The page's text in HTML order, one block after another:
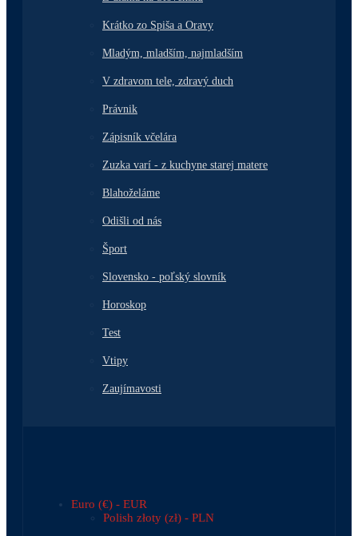
Krátko zo Spiša a Oravy
Mladým, mladším, najmladším
V zdravom tele, zdravý duch
Právnik
Zápisník včelára
Zuzka varí - z kuchyne starej matere
Blahoželáme
Odišli od nás
Šport
Slovensko - poľský slovník
Horoskop
Test
Vtipy
Zaujímavosti
Euro (€) - EUR
Polish złoty (zł) - PLN